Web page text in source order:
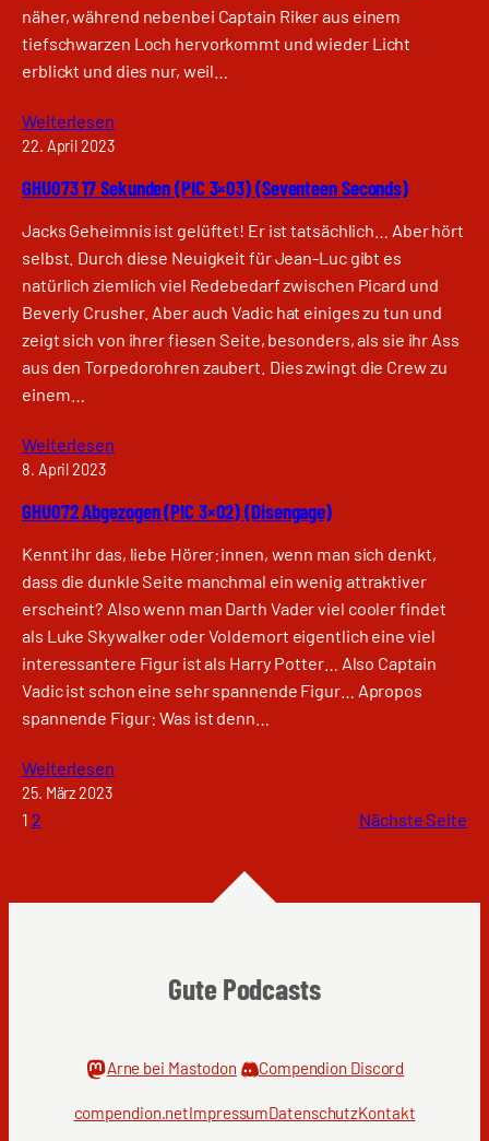
näher, während nebenbei Captain Riker aus einem
tiefschwarzen Loch hervorkommt und wieder Licht
erblickt und dies nur, weil…
Weiterlesen
22. April 2023
GHU073 17 Sekunden (PIC 3×03) (Seventeen Seconds)
Jacks Geheimnis ist gelüftet! Er ist tatsächlich… Aber hört
selbst. Durch diese Neuigkeit für Jean-Luc gibt es
natürlich ziemlich viel Redebedarf zwischen Picard und
Beverly Crusher. Aber auch Vadic hat einiges zu tun und
zeigt sich von ihrer fiesen Seite, besonders, als sie ihr Ass
aus den Torpedorohren zaubert. Dies zwingt die Crew zu
einem…
Weiterlesen
8. April 2023
GHU072 Abgezogen (PIC 3×02) (Disengage)
Kennt ihr das, liebe Hörer:innen, wenn man sich denkt,
dass die dunkle Seite manchmal ein wenig attraktiver
erscheint? Also wenn man Darth Vader viel cooler findet
als Luke Skywalker oder Voldemort eigentlich eine viel
interessantere Figur ist als Harry Potter… Also Captain
Vadic ist schon eine sehr spannende Figur… Apropos
spannende Figur: Was ist denn…
Weiterlesen
25. März 2023
1 2 Nächste Seite
Gute Podcasts
Arne bei Mastodon Compendion Discord
compendion.netImpressumDatenschutzKontakt